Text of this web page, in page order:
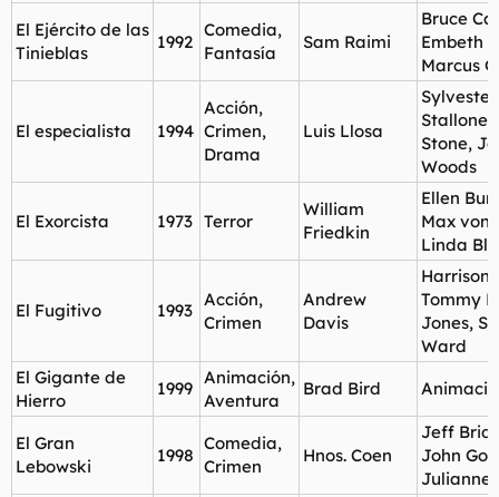
El Ejército de las
Tinieblas
1992
Comedia,
Fantasía
Sam Raimi
Bruce
Embeth
Marcus
El especialista 1994
Acción,
Crimen,
Drama
Luis Llosa
Sylvester
Stallone,
Stone,
Woods
El Exorcista 1973 Terror
William
Friedkin
Ellen
Max von
Linda
El Fugitivo 1993
Acción,
Crimen
Andrew
Davis
Harrison
Tommy
Jones,
Ward
El Gigante de
Hierro
1999
Animación,
Aventura
Brad Bird
El Gran
Lebowski
1998
Comedia,
Crimen
Hnos. Coen
Jeff
John
Julianne